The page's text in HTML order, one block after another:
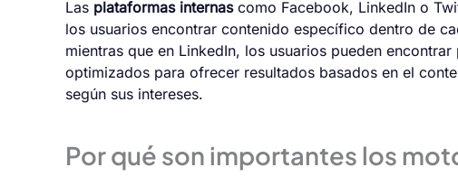
Las plataformas internascomo Facebook, LinkedIn o
los usuarios encontrar contenido específico dentro de
mientras que en LinkedIn, los usuarios pueden
optimizados para ofrecer resultados basados en el
según sus intereses.
Por qué son importantes los